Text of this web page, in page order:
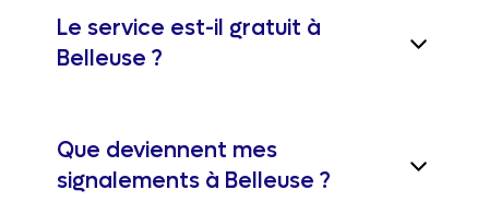
Le service est-il gratuit à
Belleuse ?
Que deviennent mes
signalements à Belleuse ?